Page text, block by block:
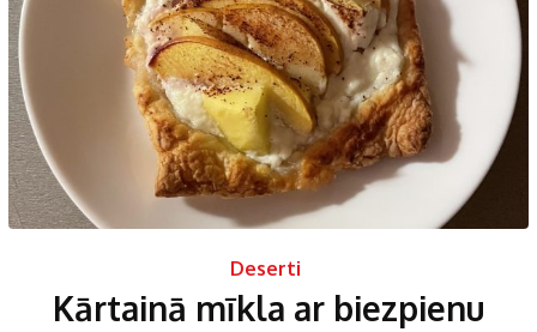
Deserti
Kārtainā mīkla ar biezpienu